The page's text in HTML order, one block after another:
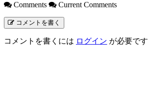
Comments Current Comments
コメントを書く
コメントを書くには ログイン が必要です